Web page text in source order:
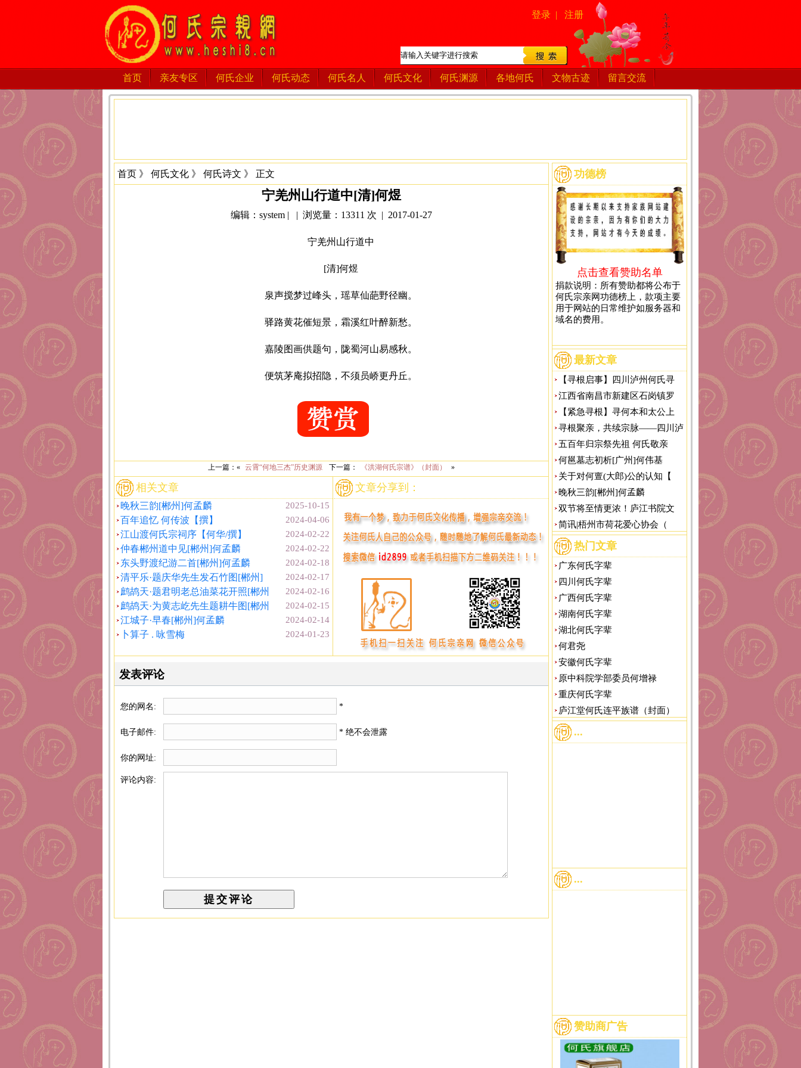
登录 | 注册
首页 亲友专区 何氏企业 何氏动态 何氏名人 何氏文化 何氏渊源 各地何氏 文物古迹 留言交流
首页 》 何氏文化 》 何氏诗文 》 正文
宁羌州山行道中[清]何煜
编辑：system | | 浏览量：13311 次 | 2017-01-27
宁羌州山行道中
[清]何煜
泉声搅梦过峰头，瑶草仙葩野径幽。
驿路黄花催短景，霜溪红叶醉新愁。
嘉陵图画供题句，陇蜀河山易感秋。
便筑茅庵拟招隐，不须员峤更丹丘。
上一篇：« 云霄“何地三杰”历史渊源 下一篇： 《洪湖何氏宗谱》（封面） »
相关文章
2025-10-15
晚秋三韵[郴州]何孟麟
2024-04-06
百年追忆 何传波【撰】
2024-02-22
江山渡何氏宗祠序【何华/撰】
2024-02-22
仲春郴州道中见[郴州]何孟麟
2024-02-18
东头野渡纪游二首[郴州]何孟麟
2024-02-17
清平乐·题庆华先生发石竹图[郴州]
2024-02-16
鹧鸪天·题君明老总油菜花开照[郴州
2024-02-15
鹧鸪天·为黄志屹先生题耕牛图[郴州
2024-02-14
江城子·早春[郴州]何孟麟
2024-01-23
卜算子 . 咏雪梅
文章分享到：
发表评论
您的网名: *
电子邮件: * 绝不会泄露
你的网址:
评论内容:
功德榜
点击查看赞助名单
捐款说明：所有赞助都将公布于
何氏宗亲网功德榜上，款项主要
用于网站的日常维护如服务器和
域名的费用。
最新文章
【寻根启事】四川泸州何氏寻
江西省南昌市新建区石岗镇罗
【紧急寻根】寻何本和太公上
寻根聚亲，共续宗脉——四川泸
五百年归宗祭先祖 何氏敬亲
何邕墓志初析[广州]何伟基
关于对何亶(大郎)公的认知【
晚秋三韵[郴州]何孟麟
双节将至情更浓！庐江书院文
简讯|梧州市荷花爱心协会（
热门文章
广东何氏字辈
四川何氏字辈
广西何氏字辈
湖南何氏字辈
湖北何氏字辈
何君尧
安徽何氏字辈
原中科院学部委员何增禄
重庆何氏字辈
庐江堂何氏连平族谱（封面）
...
...
赞助商广告